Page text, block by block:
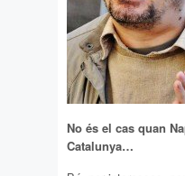
No és el cas quan
Catalunya…